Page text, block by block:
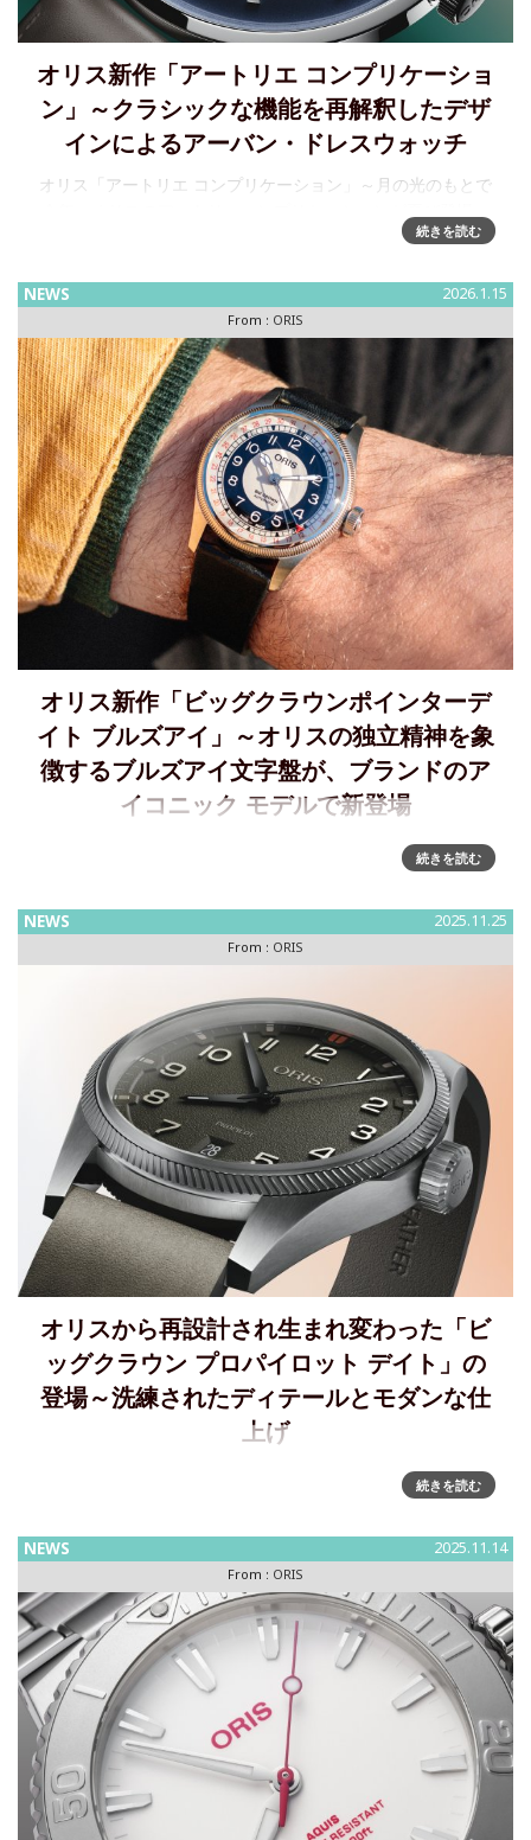
オリス新作「アートリエ コンプリケーショ
ン」～クラシックな機能を再解釈したデザ
インによるアーバン・ドレスウォッチ
オリス「アートリエ コンプリケーション」～月の光のもとで
ムーンフェイズを備えたスイスメイドの機械式時計がもたら
す。洗練されたラ
続きを読む
NEWS 2026.1.15
From : ORIS
オリス新作「ビッグクラウンポインターデ
イト ブルズアイ」～オリスの独立精神を象
徴するブルズアイ文字盤が、ブランドのア
イコニック モデルで新登場
Oris、新作「ビッグクラウンポインターデイト ブルズアイ」
を発表～オリスの独立した精神を象徴するブルズアイ文字盤
わたり、自由な発想と独立心を貫く時計ブランドです。グル
ープや
続きを読む
NEWS 2025.11.25
From : ORIS
オリスから再設計され生まれ変わった「ビ
ッグクラウン プロパイロット デイト」の
登場～洗練されたディテールとモダンな仕
上げ
Oris、新作「ビッグクラウン プロパイロット」を発表～再設
計されて日常の冒険のために生まれ変わった新しいプロパイ
ふれる魅力的な機械式時計です。1938年に誕生したオリス初
の純
続きを読む
NEWS 2025.11.14
From : ORIS